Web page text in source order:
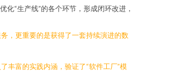
“生产线”的各个环节，形成闭环改进，
，更重要的是获得了一套持续演进的数
丰富的实践内涵，验证了“软件工厂”模